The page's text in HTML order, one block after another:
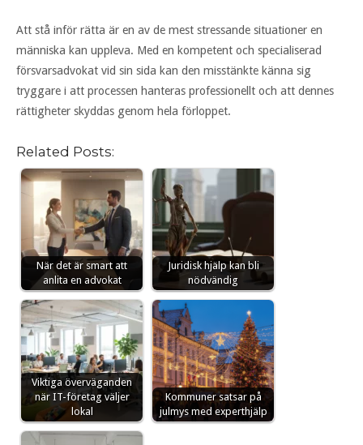
Att stå inför rätta är en av de mest stressande situationer en
människa kan uppleva. Med en kompetent och specialiserad
försvarsadvokat vid sin sida kan den misstänkte känna sig
tryggare i att processen hanteras professionellt och att dennes
rättigheter skyddas genom hela förloppet.
Related Posts:
När det är smart att
anlita en advokat
Juridisk hjälp kan bli
nödvändig
Viktiga överväganden
när IT-företag väljer
lokal
Kommuner satsar på
julmys med experthjälp